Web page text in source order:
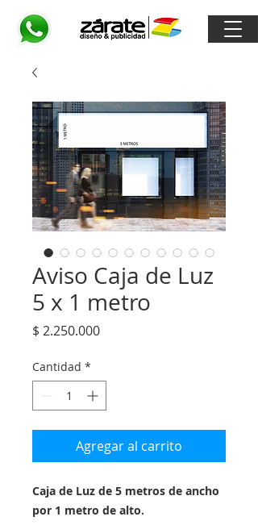
Aviso Caja de Luz
5 x 1 metro
$ 2.250.000Precio
Cantidad *
Agregar al carrito
Caja de Luz de 5 metros de ancho
por 1 metro de alto.